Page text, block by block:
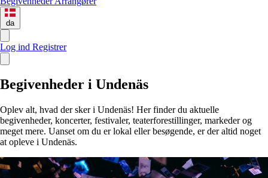
da
Log ind Registrer
Begivenheder i Undenäs
Oplev alt, hvad der sker i Undenäs! Her finder du aktuelle
begivenheder, koncerter, festivaler, teaterforestillinger, markeder og
meget mere. Uanset om du er lokal eller besøgende, er der altid noget
at opleve i Undenäs.